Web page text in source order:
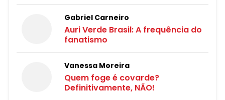
Gabriel Carneiro
Auri Verde Brasil: A frequência do
fanatismo
Vanessa Moreira
Quem foge é covarde?
Definitivamente, NÃO!